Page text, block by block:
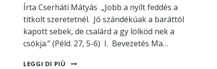
Írta Cserháti Mátyás „Jobb a nyílt feddés a
titkolt szeretetnél. Jó szándékúak a baráttól
kapott sebek, de csalárd a gy lölköd nek a
csókja.” (Péld. 27, 5-6) I. Bevezetés Ma…
LEGGI DI PIÙ
AZ